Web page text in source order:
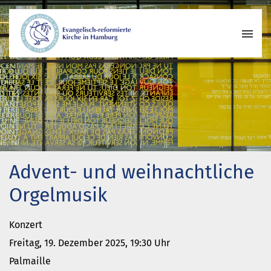
Wer wir sind
Wo wir zusammenkommen
Geschichte unserer Gemeinde
Wie wir uns organisieren
Pastoren
Gemeindeleben
Kirchenmusik
Projekte und Kooperationen
Engagement
Termine
Advent- und weihnachtliche
Orgelmusik
Konzert
Freitag, 19. Dezember 2025, 19:30 Uhr
Palmaille